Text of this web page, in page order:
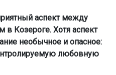
аспект между
Козероге. Хотя аспект
необычное и опасное:
любовную